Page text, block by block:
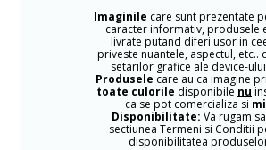
Imaginile care sunt prezentate
caracter informativ, produsele
livrate putand diferi usor in
priveste nuantele, aspectul, etc..
setarilor grafice ale device-
Produsele care au ca imagine
toate culorile disponibile nu
ca se pot comercializa si
Disponibilitate: Va rugam
sectiunea Termeni si Conditii
disponibilitatea